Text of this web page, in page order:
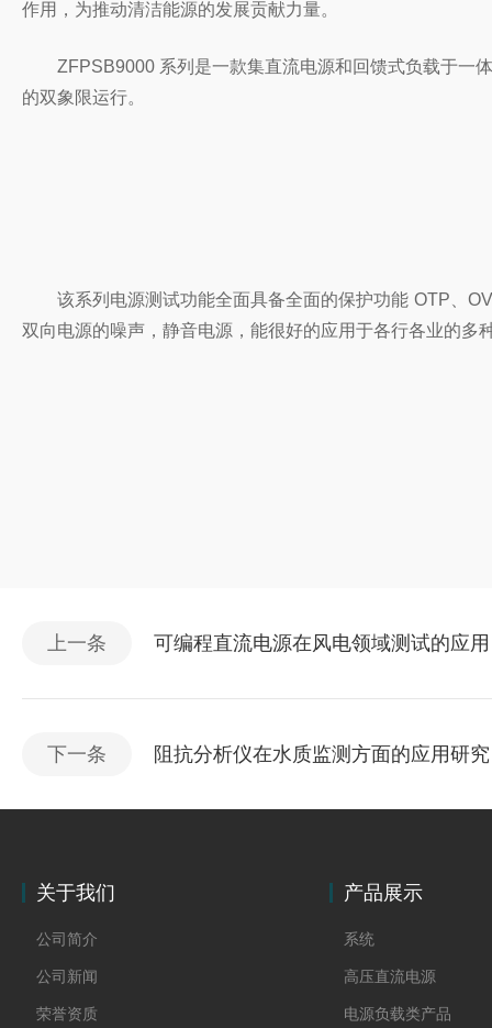
作用，为推动清洁能源的发展贡献力量。
ZFPSB9000 系列是一款集直流电源和回馈式负载于一
的双象限运行。
该系列电源测试功能全面具备全面的保护功能 OTP、
双向电源的噪声，静音电源，能很好的应用于各行各业的多
上一条 可编程直流电源在风电领域测试的应用
下一条 阻抗分析仪在水质监测方面的应用研究
关于我们
公司简介
公司新闻
荣誉资质
产品展示
系统
高压直流电源
电源负载类产品